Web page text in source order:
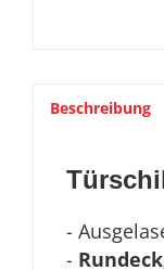
Beschreibung
-
-